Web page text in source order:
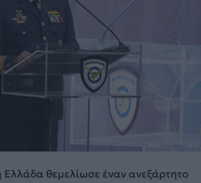
Ελλάδα θεμελίωσε έναν ανεξάρτητο